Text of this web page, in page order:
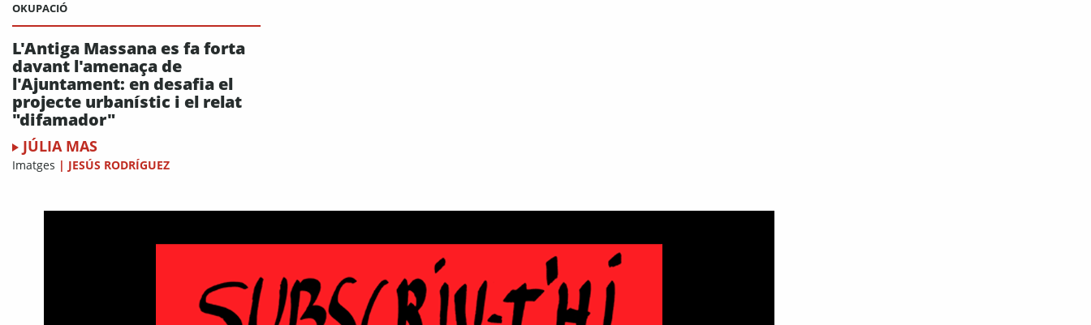
OKUPACIÓ
L'Antiga Massana es fa forta
davant l'amenaça de
l'Ajuntament: en desafia el
projecte urbanístic i el relat
"difamador"
JÚLIA MAS
Imatges | JESÚS RODRÍGUEZ